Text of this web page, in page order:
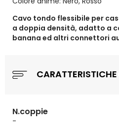
Cavo tondo flessibile per
a doppia densità, adatto a
banana ed altri connettori
N.coppie
-